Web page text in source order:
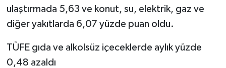
ulaştırmada 5,63 ve konut, su, elektrik, gaz ve
diğer yakıtlarda 6,07 yüzde puan oldu.
TÜFE gıda ve alkolsüz içeceklerde aylık yüzde
0,48 azaldı